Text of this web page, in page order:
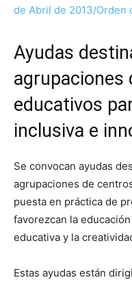
de Abril de 2013/Orden
Ayudas
agrupaciones
educativos
inclusiva e
Se convocan ayudas
agrupaciones de
puesta en práctica de
favorezcan la
educativa y la
Estas ayudas están